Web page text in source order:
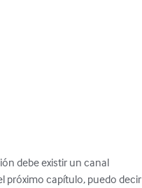
debe existir un canal
próximo capítulo, puedo decir